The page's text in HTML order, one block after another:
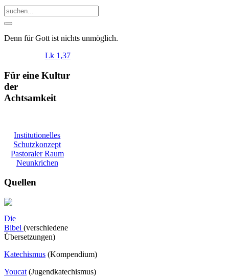
Denn für Gott ist nichts unmöglich.
Lk 1,37
Für eine Kultur
der
Achtsamkeit
Institutionelles
Schutzkonzept
Pastoraler Raum
Neunkrichen
Quellen
Die
Bibel (verschiedene
Übersetzungen)
Katechismus (Kompendium)
Youcat (Jugendkatechismus)